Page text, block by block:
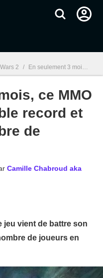
2 / En seulement 3 mois, ce MMO réalise un véritable record et double son nombre de joueurs
ce MMO
record et
de
Camille Chabroud aka
jeu vient de battre son
de joueurs en